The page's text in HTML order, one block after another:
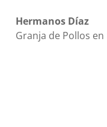
Hermanos Díaz
Granja de Pollos